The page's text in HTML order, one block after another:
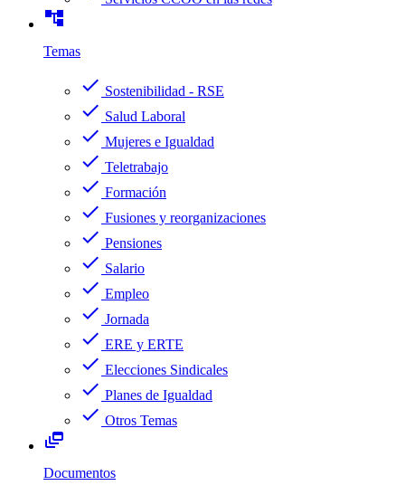
account_tree
Temas
check Sostenibilidad - RSE
check Salud Laboral
check Mujeres e Igualdad
check Teletrabajo
check Formación
check Fusiones y reorganizaciones
check Pensiones
check Salario
check Empleo
check Jornada
check ERE y ERTE
check Elecciones Sindicales
check Planes de Igualdad
check Otros Temas
dynamic_feed
Documentos